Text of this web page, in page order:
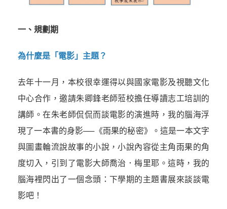
一、規劃期
為什麼是「電影」主題？
去年十一月，本校很幸運得以與國家電影及視聽文化
中心合作，邀請朱卿鋒老師蒞校擔任導讀志工培訓的
講師。在朱老師侃侃而談電影的演進時，我的腦海浮
現了一本書的身影──《雨果的秘密》。這是一本文字
與圖畫輪流說故事的小說，小說內容從主角雨果的角
度切入，引到了電影大師喬治．梅里耶。這時，我的
腦海裡閃出了一個念頭：下學期的主題書展來談談電
影吧！